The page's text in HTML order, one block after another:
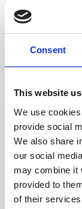
Consent
This website
We use
provide social
We also share
our social
may combine it
provided to
of their
Dirk van
POS
en op